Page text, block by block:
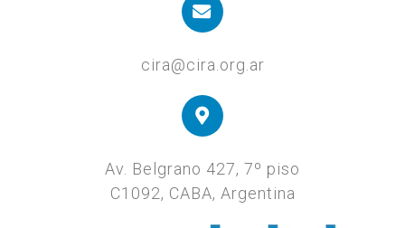
cira@cira.org.ar
Av. Belgrano 427, 7º piso
C1092, CABA, Argentina